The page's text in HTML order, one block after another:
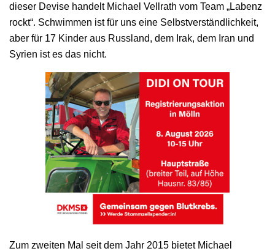
dieser Devise handelt Michael Vellrath vom Team „Labenz
rockt“. Schwimmen ist für uns eine Selbstverständlichkeit,
aber für 17 Kinder aus Russland, dem Irak, dem Iran und
Syrien ist es das nicht.
Zum zweiten Mal seit dem Jahr 2015 bietet Michael